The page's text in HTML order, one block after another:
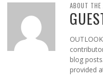
ABOUT THE
blog
provided